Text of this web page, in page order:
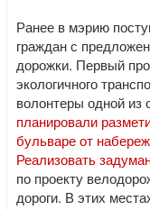
Ранее в мэрию
граждан с
дорожки. Первый
экологичного
волонтеры одной из
планировали
бульваре от
Реализовать
по проекту
дороги. В этих